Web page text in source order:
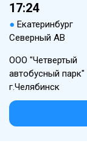
17:24
● Екатеринбург
Северный АВ
ООО "Четвертый
автобусный парк"
г.Челябинск